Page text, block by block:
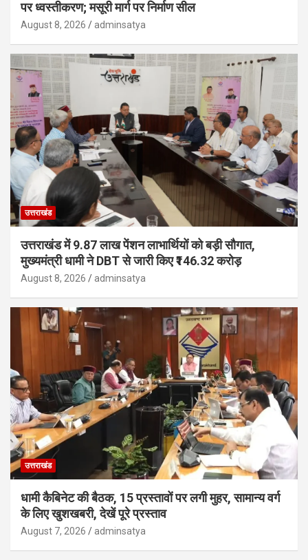
पर ध्वस्तीकरण; मसूरी मार्ग पर निर्माण सील
August 8, 2026 adminsatya
उत्तराखंड
उत्तराखंड में 9.87 लाख पेंशन लाभार्थियों को बड़ी सौगात,
मुख्यमंत्री धामी ने DBT से जारी किए ₹146.32 करोड़
August 8, 2026 adminsatya
उत्तराखंड
धामी कैबिनेट की बैठक, 15 प्रस्तावों पर लगी मुहर, सामान्य वर्ग
के लिए खुशखबरी, देखें पूरे प्रस्ताव
August 7, 2026 adminsatya